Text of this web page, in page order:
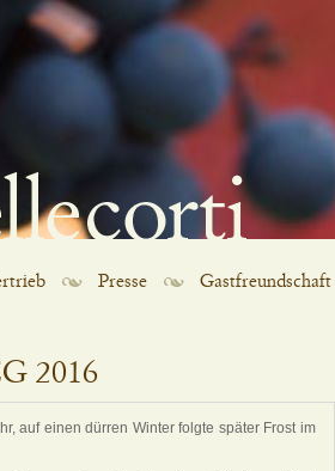
Presse Gastfreundschaft
2016
auf einen dürren Winter folgte später Frost im